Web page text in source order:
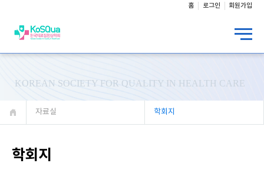
홈 로그인 회원가입
KOREAN SOCIETY FOR QUALITY IN HEALTH CARE
자료실 학회지
학회지